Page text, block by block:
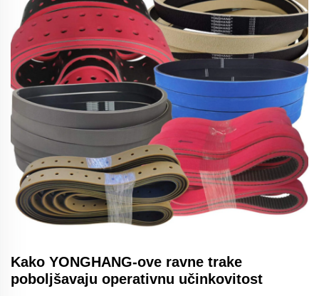
Kako YONGHANG-ove ravne trake
poboljšavaju operativnu učinkovitost